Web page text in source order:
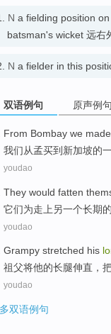
N a fielding position
batsman's wicket 远右
N a fielder in this
双语例句 原声例句
From Bombay we made
我们从孟买到 新加坡的
youdao
They would fatten
它们为走上 另一个长期的
youdao
Grampy stretched his
祖父将他的长腿伸直 ，
youdao
双语例句